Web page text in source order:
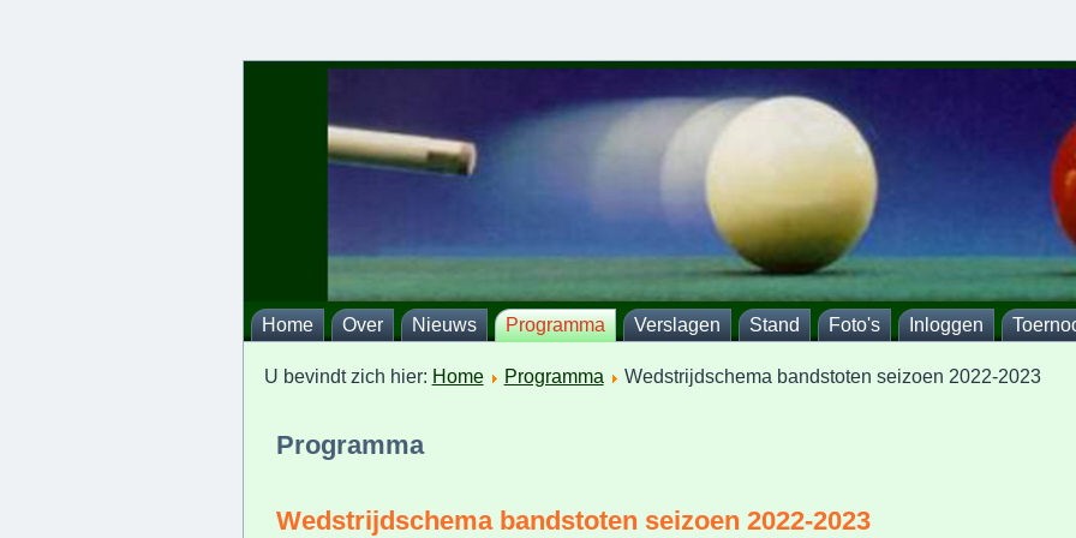
Home Over Nieuws Programma Verslagen Stand Foto's Inloggen
U bevindt zich hier: Home Programma Wedstrijdschema bandstoten seizoen 2022-2023
Programma
Wedstrijdschema bandstoten seizoen 2022-2023